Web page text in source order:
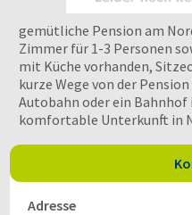
gemütliche Pension am
Zimmer für 1-3 Personen
mit Küche vorhanden,
kurze Wege von der
Autobahn oder ein
komfortable Unterkunft in
Adresse